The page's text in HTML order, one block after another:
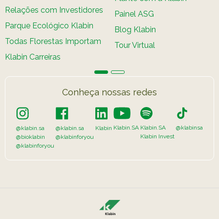
Hoje somos referência mundial
nesses testes, que já
demonstram uma excelente
performance, além de uma
mais sustentável. Com a
evolução das pesquisas, em
autossuficientes na produção
deste combustível verde.
Relações com Investidores
Parque Ecológico Klabin
Todas Florestas Importam
Klabin Carreiras
Painel ASG
Blog Klabin
Tour Virtual
Conheça nossas redes
@klabin.sa
@bioklabin
@klabinforyou
@klabin.sa
@klabinforyou
Klabin Klabin.SA Klabin.SA
Klabin Invest
@klabinsa